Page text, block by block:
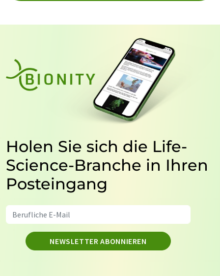
Holen Sie sich die Life-
Science-Branche in Ihren
Posteingang
NEWSLETTER ABONNIEREN